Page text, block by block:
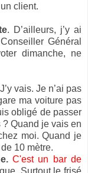
client.
. D’ailleurs, j’y ai
Général
dimanche, ne
vais. Je n’ai pas
ma voiture pas
obligé de passer
Quand je vais en
moi. Quand je
10 mètre.
C'est un bar de
Surtout le frisé